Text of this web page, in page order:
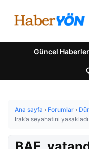
Güncel Haberler
Ana sayfa › Forumlar ›
Irak’a seyahatini yasakladı